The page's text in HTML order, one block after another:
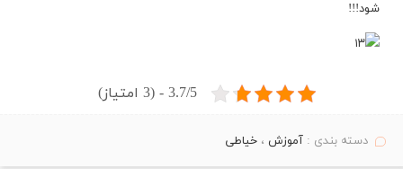
شود!!!
3.7/5 - (3 امتیاز)
دسته بندی :آموزش ،خیاطی